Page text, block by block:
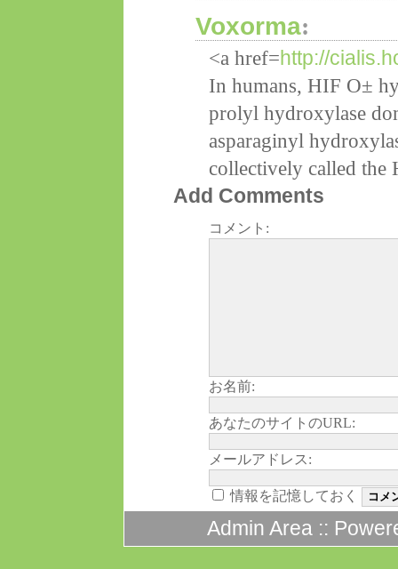
Voxorma:
<a href=http://
In humans, HIF О±
prolyl hydroxylase
asparaginyl
collectively called the
Add Comments
コメント:
お名前:
あなたのサイトのURL:
メールアドレス:
情報を記憶しておく
Admin Area ::